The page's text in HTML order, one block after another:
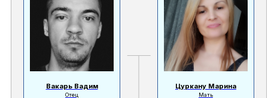
Вакарь Вадим
Отец
Цуркану Марина
Мать